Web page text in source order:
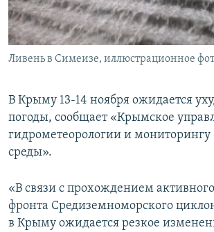
ПОБЕДИТЕЛЕЙ НЕ СУДЯТ?
КРЫМ.НЕПОКОРЕННЫЙ
ELIFBE
ПРИСОЕДИНЯЙТЕСЬ!
Все сайты RFE/RL
Ливень в Симеизе, иллюстрационное
В Крыму 13-14 ноября ожидается
погоды, сообщает «Крымское
гидрометеорологии и
среды».
«В связи с прохождением
фронта Средиземноморского
в Крыму ожидается резкое